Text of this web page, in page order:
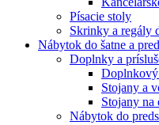
Písacie stoly
Skrinky a regály
Nábytok do šatne a
Doplnky a
Doplnkový
Stojany a
Stojany na
Nábytok do